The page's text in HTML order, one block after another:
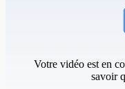
Votre vidéo est en
savoir